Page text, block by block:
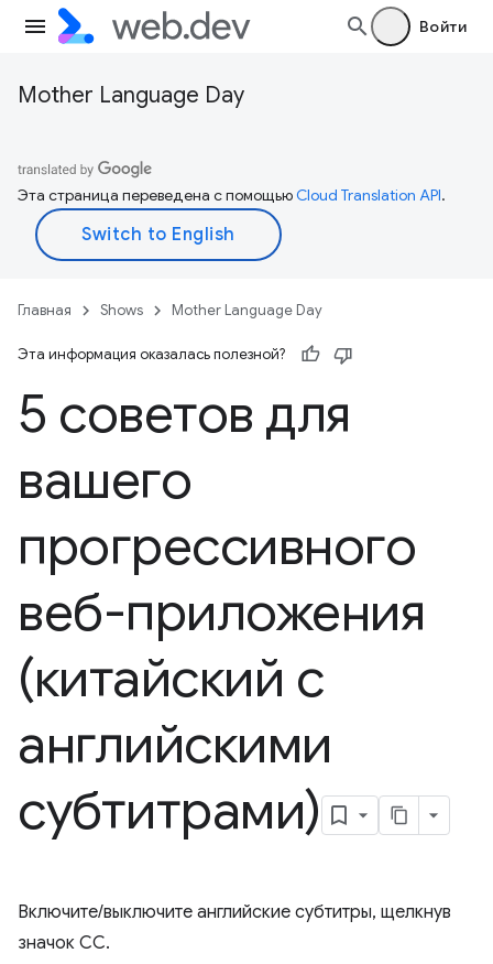
Войти
Mother Language Day
Эта страница переведена с помощьюCloud Translation API.
Главная Shows Mother Language Day
Эта информация оказалась полезной?
5 советов для
вашего
прогрессивного
веб-приложения
(китайский с
английскими
субтитрами)
Включите/выключите английские субтитры, щелкнув
значок CC.